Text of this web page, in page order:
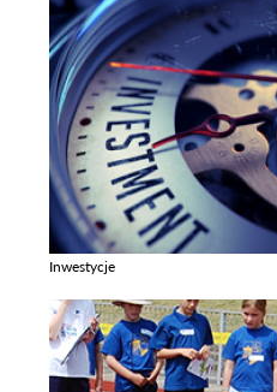
Inwestycje